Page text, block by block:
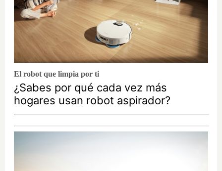
El robot que limpia por ti
¿Sabes por qué cada vez más
hogares usan robot aspirador?